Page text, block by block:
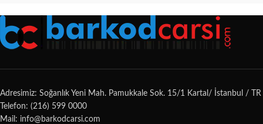
Adresimiz: Soğanlık Yeni Mah. Pamukkale Sok. 15/1 Kartal/ İstanbul / TR
Telefon: (216) 599 0000
Mail: info@barkodcarsi.com